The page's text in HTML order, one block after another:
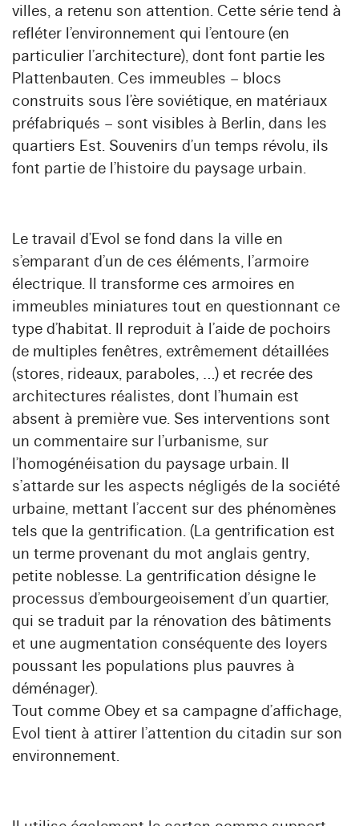
villes, a retenu son attention. Cette série tend à
refléter l’environnement qui l’entoure (en
particulier l’architecture), dont font partie les
Plattenbauten. Ces immeubles – blocs
construits sous l’ère soviétique, en matériaux
préfabriqués – sont visibles à Berlin, dans les
quartiers Est. Souvenirs d’un temps révolu, ils
font partie de l’histoire du paysage urbain.
Le travail d’Evol se fond dans la ville en
s’emparant d’un de ces éléments, l’armoire
électrique. Il transforme ces armoires en
immeubles miniatures tout en questionnant ce
type d’habitat. Il reproduit à l’aide de pochoirs
de multiples fenêtres, extrêmement détaillées
(stores, rideaux, paraboles, …) et recrée des
architectures réalistes, dont l’humain est
absent à première vue. Ses interventions sont
un commentaire sur l’urbanisme, sur
l’homogénéisation du paysage urbain. Il
s’attarde sur les aspects négligés de la société
urbaine, mettant l’accent sur des phénomènes
tels que la gentrification. (La gentrification est
un terme provenant du mot anglais gentry,
petite noblesse. La gentrification désigne le
processus d’embourgeoisement d’un quartier,
qui se traduit par la rénovation des bâtiments
et une augmentation conséquente des loyers
poussant les populations plus pauvres à
déménager).
Tout comme Obey et sa campagne d’affichage,
Evol tient à attirer l’attention du citadin sur son
environnement.